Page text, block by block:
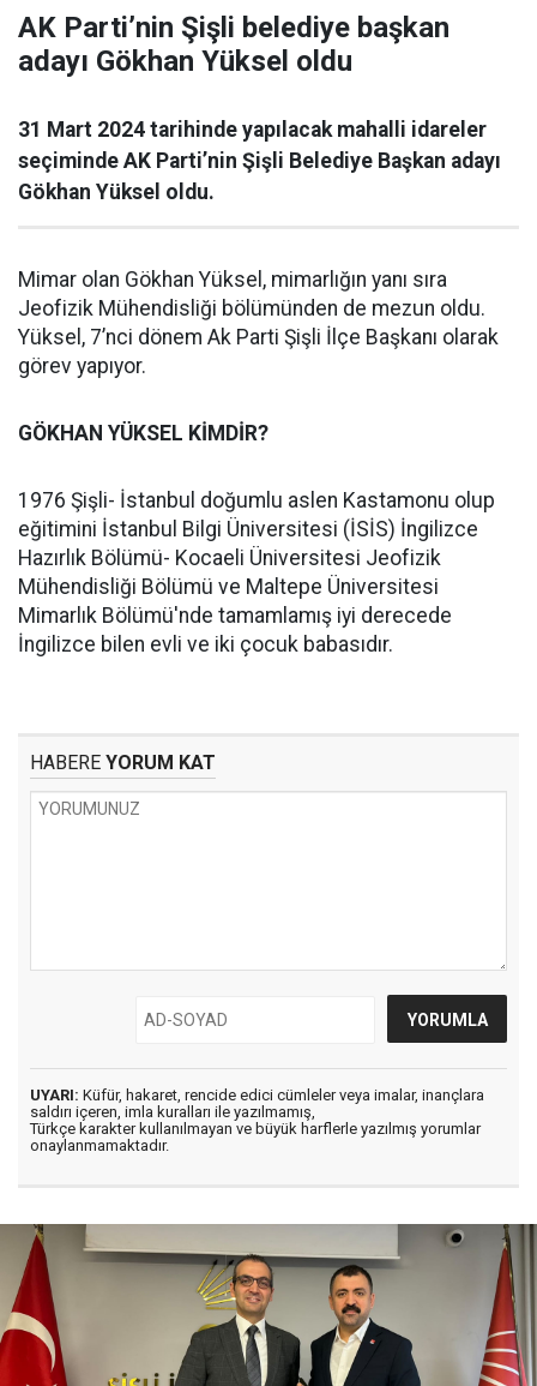
AK Parti’nin Şişli belediye başkan
adayı Gökhan Yüksel oldu
31 Mart 2024 tarihinde yapılacak mahalli idareler
seçiminde AK Parti’nin Şişli Belediye Başkan adayı
Gökhan Yüksel oldu.
Mimar olan Gökhan Yüksel, mimarlığın yanı sıra
Jeofizik Mühendisliği bölümünden de mezun oldu.
Yüksel, 7’nci dönem Ak Parti Şişli İlçe Başkanı olarak
görev yapıyor.
GÖKHAN YÜKSEL KİMDİR?
1976 Şişli- İstanbul doğumlu aslen Kastamonu olup
eğitimini İstanbul Bilgi Üniversitesi (İSİS) İngilizce
Hazırlık Bölümü- Kocaeli Üniversitesi Jeofizik
Mühendisliği Bölümü ve Maltepe Üniversitesi
Mimarlık Bölümü'nde tamamlamış iyi derecede
İngilizce bilen evli ve iki çocuk babasıdır.
HABERE YORUM KAT
UYARI: Küfür, hakaret, rencide edici cümleler veya imalar, inançlara
saldırı içeren, imla kuralları ile yazılmamış,
Türkçe karakter kullanılmayan ve büyük harflerle yazılmış yorumlar
onaylanmamaktadır.